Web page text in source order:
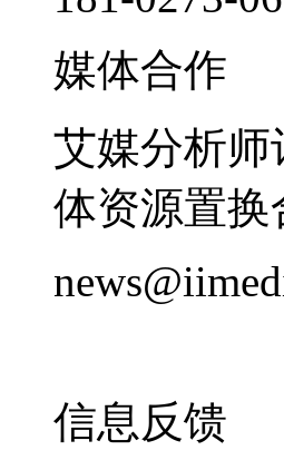
媒体合作
艾媒分析
体资源置换
信息反馈